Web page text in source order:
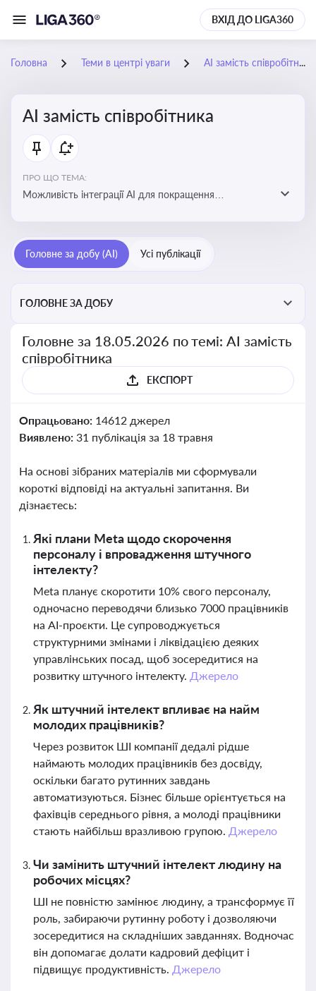
ВХІД ДО LIGA360
Головна Теми в центрі уваги АІ замість співробітника
АІ замість співробітника
ПРО ЩО ТЕМА:
Можливість інтеграції АІ для покращення
Головне за добу (AI) Усі публікації
ГОЛОВНЕ ЗА ДОБУ
Головне за 18.05.2026 по темі: АІ замість
співробітника
ЕКСПОРТ
Опрацьовано: 14612 джерел
Виявлено: 31 публікація за 18 травня
На основі зібраних матеріалів ми сформували
короткі відповіді на актуальні запитання. Ви
дізнаєтесь:
Які плани Meta щодо скорочення
персоналу і впровадження штучного
інтелекту?
Meta планує скоротити 10% свого персоналу,
одночасно переводячи близько 7000 працівників
на AI-проєкти. Це супроводжується
структурними змінами і ліквідацією деяких
управлінських посад, щоб зосередитися на
розвитку штучного інтелекту. Джерело
Як штучний інтелект впливає на найм
молодих працівників?
Через розвиток ШІ компанії дедалі рідше
наймають молодих працівників без досвіду,
оскільки багато рутинних завдань
автоматизуються. Бізнес більше орієнтується на
фахівців середнього рівня, а молоді працівники
стають найбільш вразливою групою. Джерело
Чи замінить штучний інтелект людину на
робочих місцях?
ШІ не повністю замінює людину, а трансформує її
роль, забираючи рутинну роботу і дозволяючи
зосередитися на складніших завданнях. Водночас
він допомагає долати кадровий дефіцит і
підвищує продуктивність. Джерело